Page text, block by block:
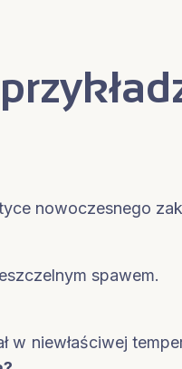
nowoczesnego
spawem.
w niewłaściwej